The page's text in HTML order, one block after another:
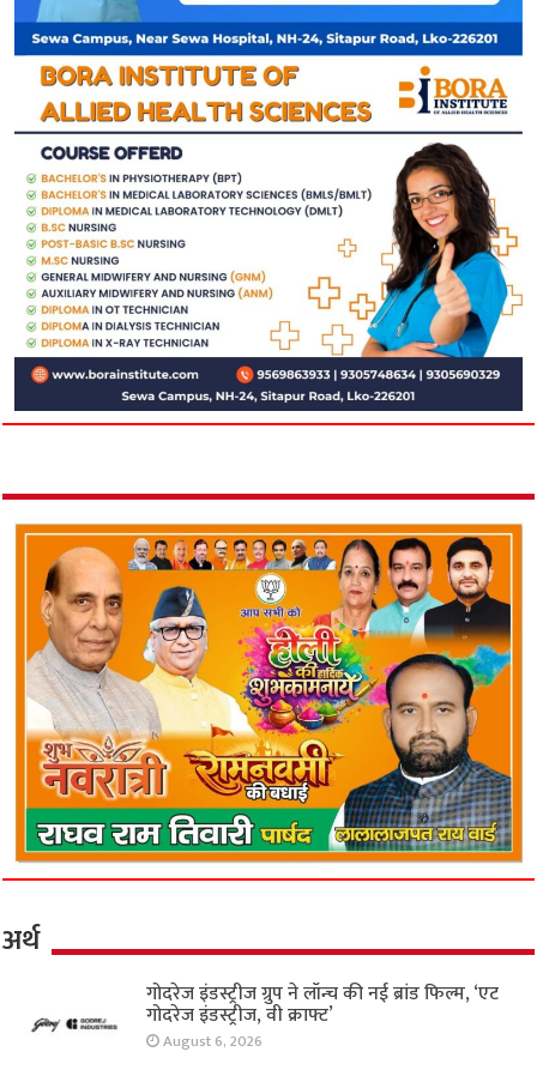
अर्थ
गोदरेज इंडस्ट्रीज ग्रुप ने लॉन्च की नई ब्रांड फिल्म, ‘एट
गोदरेज इंडस्ट्रीज, वी क्राफ्ट’
August 6, 2026